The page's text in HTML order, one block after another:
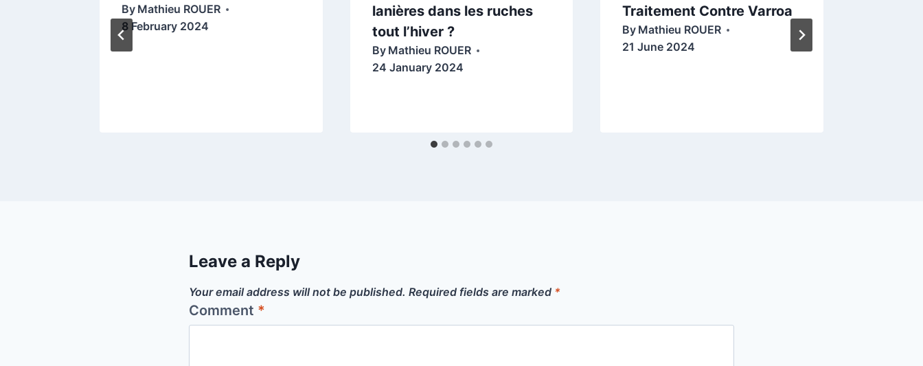
By Mathieu ROUER
8 February 2024
lanières dans les ruches
tout l’hiver ?
By Mathieu ROUER
24 January 2024
Traitement Contre Varroa
By Mathieu ROUER
21 June 2024
Leave a Reply
Your email address will not be published. Required fields are marked *
Comment *